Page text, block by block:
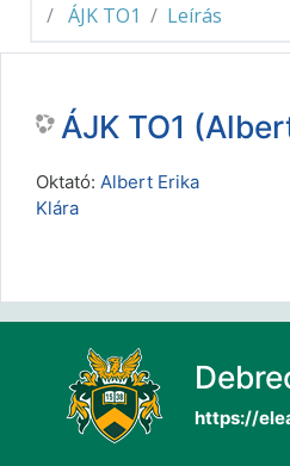
ÁJK TO1
Leírás
ÁJK TO1
Oktató: Albert Erika
Klára
https://